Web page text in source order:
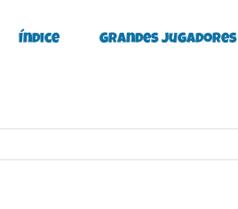
Índice Grandes Jugadores